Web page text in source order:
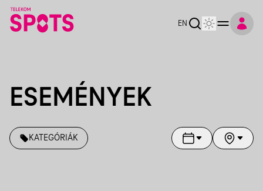
EN
ESEMÉNYEK
KATEGÓRIÁK